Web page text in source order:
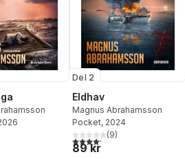
Totalt antal röster:
Del 2
Eldhav
Magnus Abrahamsson
Pocket, 2024
4,2utav 5 stjärnor. Totalt
(9)
89 kr